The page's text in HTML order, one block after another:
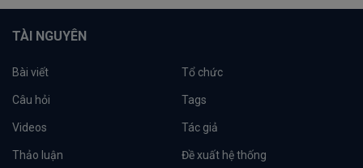
TÀI NGUYÊN
Bài viết Tổ chức
Câu hỏi Tags
Videos Tác giả
Thảo luận Đề xuất hệ thống